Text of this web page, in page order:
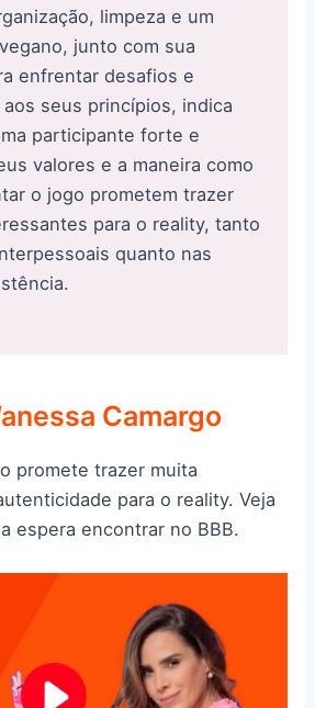
limpeza e um
junto com sua
enfrentar desafios e
seus princípios, indica
participante forte e
valores e a maneira como
o jogo prometem trazer
para o reality, tanto
quanto nas
Camargo
promete trazer muita
para o reality. Veja
espera encontrar no BBB.